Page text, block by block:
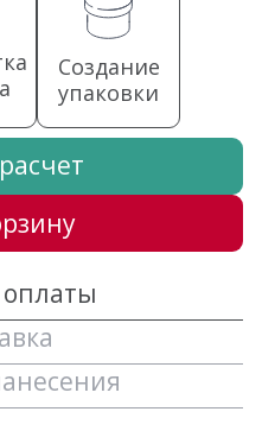
Создание
упаковки